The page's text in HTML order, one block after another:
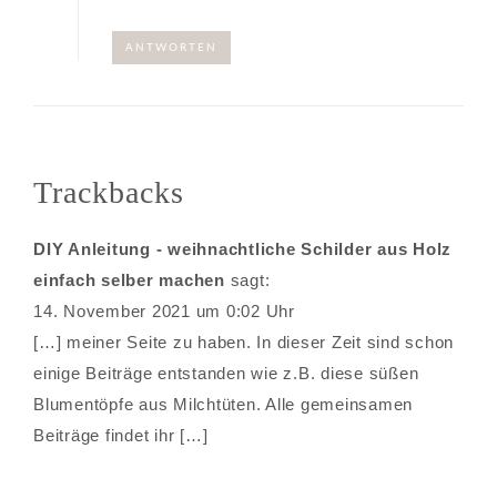
ANTWORTEN
Trackbacks
DIY Anleitung - weihnachtliche Schilder aus Holz
einfach selber machen sagt:
14. November 2021 um 0:02 Uhr
[…] meiner Seite zu haben. In dieser Zeit sind schon
einige Beiträge entstanden wie z.B. diese süßen
Blumentöpfe aus Milchtüten. Alle gemeinsamen
Beiträge findet ihr […]